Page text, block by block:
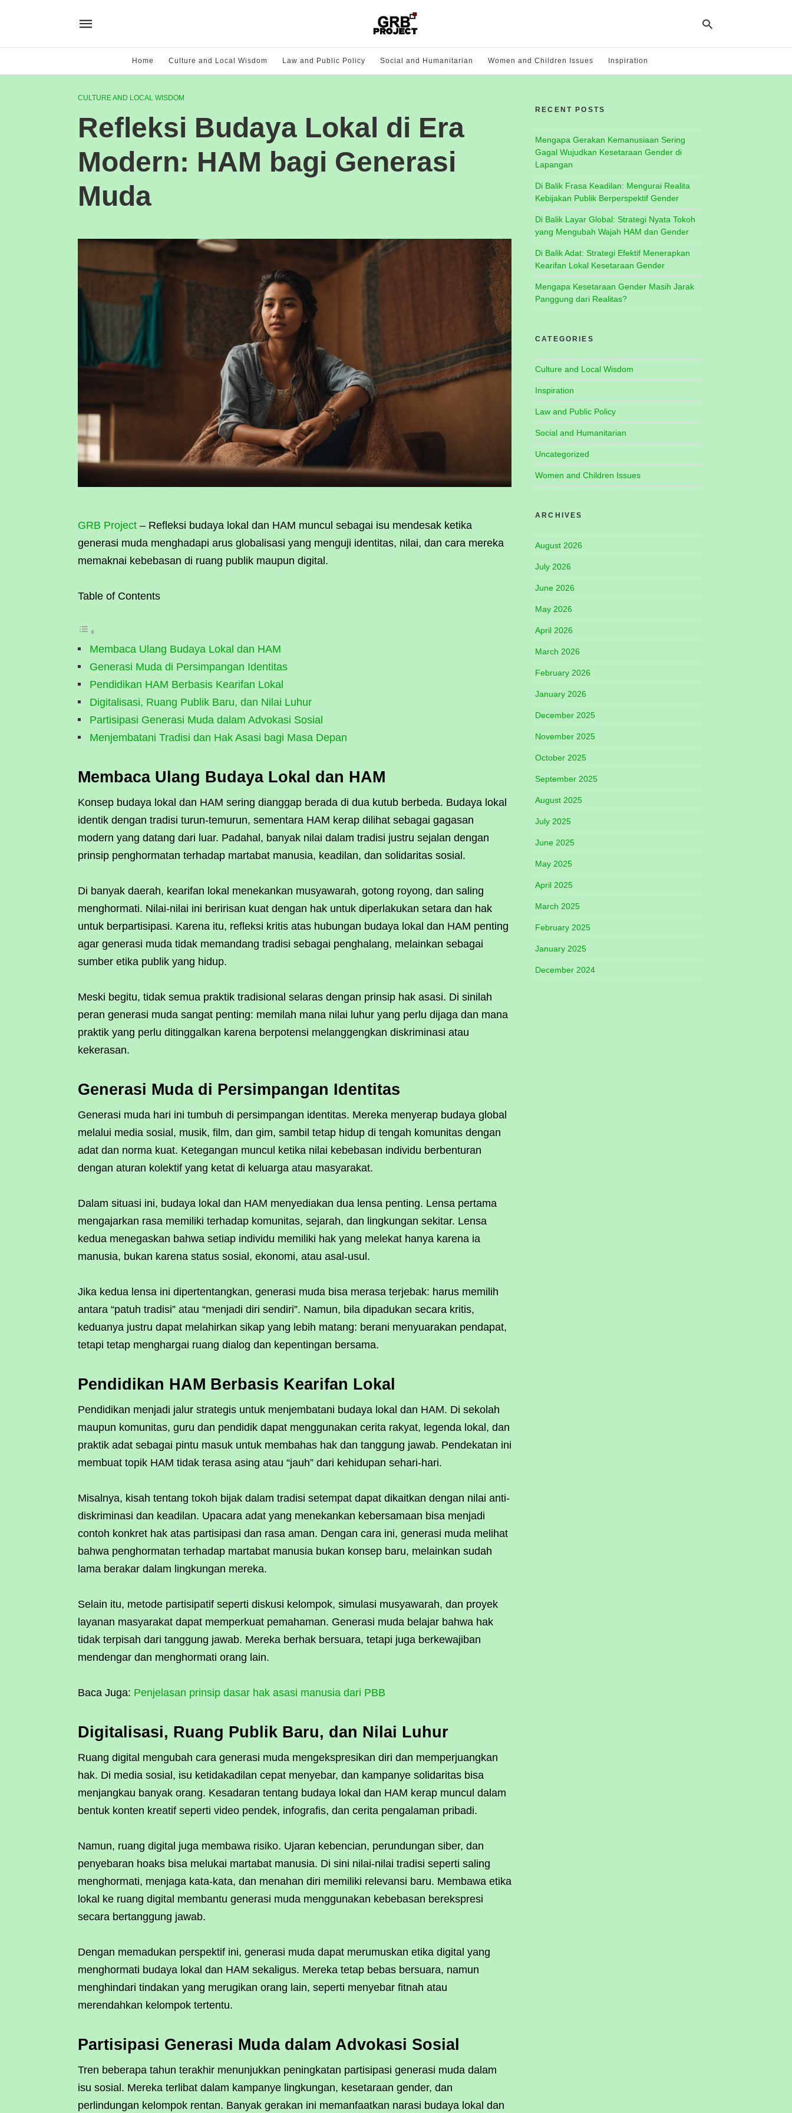
Home Culture and Local Wisdom Law and Public Policy Social and Humanitarian Women and Children Issues Inspiration
CULTURE AND LOCAL WISDOM
Refleksi Budaya Lokal di Era
Modern: HAM bagi Generasi
Muda
GRB Project – Refleksi budaya lokal dan HAM muncul sebagai isu mendesak ketika
generasi muda menghadapi arus globalisasi yang menguji identitas, nilai, dan cara mereka
memaknai kebebasan di ruang publik maupun digital.
Table of Contents
Membaca Ulang Budaya Lokal dan HAM
Generasi Muda di Persimpangan Identitas
Pendidikan HAM Berbasis Kearifan Lokal
Digitalisasi, Ruang Publik Baru, dan Nilai Luhur
Partisipasi Generasi Muda dalam Advokasi Sosial
Menjembatani Tradisi dan Hak Asasi bagi Masa Depan
Membaca Ulang Budaya Lokal dan HAM
Konsep budaya lokal dan HAM sering dianggap berada di dua kutub berbeda. Budaya lokal
identik dengan tradisi turun-temurun, sementara HAM kerap dilihat sebagai gagasan
modern yang datang dari luar. Padahal, banyak nilai dalam tradisi justru sejalan dengan
prinsip penghormatan terhadap martabat manusia, keadilan, dan solidaritas sosial.
Di banyak daerah, kearifan lokal menekankan musyawarah, gotong royong, dan saling
menghormati. Nilai-nilai ini beririsan kuat dengan hak untuk diperlakukan setara dan hak
untuk berpartisipasi. Karena itu, refleksi kritis atas hubungan budaya lokal dan HAM penting
agar generasi muda tidak memandang tradisi sebagai penghalang, melainkan sebagai
sumber etika publik yang hidup.
Meski begitu, tidak semua praktik tradisional selaras dengan prinsip hak asasi. Di sinilah
peran generasi muda sangat penting: memilah mana nilai luhur yang perlu dijaga dan mana
praktik yang perlu ditinggalkan karena berpotensi melanggengkan diskriminasi atau
kekerasan.
Generasi Muda di Persimpangan Identitas
Generasi muda hari ini tumbuh di persimpangan identitas. Mereka menyerap budaya global
melalui media sosial, musik, film, dan gim, sambil tetap hidup di tengah komunitas dengan
adat dan norma kuat. Ketegangan muncul ketika nilai kebebasan individu berbenturan
dengan aturan kolektif yang ketat di keluarga atau masyarakat.
Dalam situasi ini, budaya lokal dan HAM menyediakan dua lensa penting. Lensa pertama
mengajarkan rasa memiliki terhadap komunitas, sejarah, dan lingkungan sekitar. Lensa
kedua menegaskan bahwa setiap individu memiliki hak yang melekat hanya karena ia
manusia, bukan karena status sosial, ekonomi, atau asal-usul.
Jika kedua lensa ini dipertentangkan, generasi muda bisa merasa terjebak: harus memilih
antara “patuh tradisi” atau “menjadi diri sendiri”. Namun, bila dipadukan secara kritis,
keduanya justru dapat melahirkan sikap yang lebih matang: berani menyuarakan pendapat,
tetapi tetap menghargai ruang dialog dan kepentingan bersama.
Pendidikan HAM Berbasis Kearifan Lokal
Pendidikan menjadi jalur strategis untuk menjembatani budaya lokal dan HAM. Di sekolah
maupun komunitas, guru dan pendidik dapat menggunakan cerita rakyat, legenda lokal, dan
praktik adat sebagai pintu masuk untuk membahas hak dan tanggung jawab. Pendekatan ini
membuat topik HAM tidak terasa asing atau “jauh” dari kehidupan sehari-hari.
Misalnya, kisah tentang tokoh bijak dalam tradisi setempat dapat dikaitkan dengan nilai anti-
diskriminasi dan keadilan. Upacara adat yang menekankan kebersamaan bisa menjadi
contoh konkret hak atas partisipasi dan rasa aman. Dengan cara ini, generasi muda melihat
bahwa penghormatan terhadap martabat manusia bukan konsep baru, melainkan sudah
lama berakar dalam lingkungan mereka.
Selain itu, metode partisipatif seperti diskusi kelompok, simulasi musyawarah, dan proyek
layanan masyarakat dapat memperkuat pemahaman. Generasi muda belajar bahwa hak
tidak terpisah dari tanggung jawab. Mereka berhak bersuara, tetapi juga berkewajiban
mendengar dan menghormati orang lain.
Baca Juga: Penjelasan prinsip dasar hak asasi manusia dari PBB
Digitalisasi, Ruang Publik Baru, dan Nilai Luhur
Ruang digital mengubah cara generasi muda mengekspresikan diri dan memperjuangkan
hak. Di media sosial, isu ketidakadilan cepat menyebar, dan kampanye solidaritas bisa
menjangkau banyak orang. Kesadaran tentang budaya lokal dan HAM kerap muncul dalam
bentuk konten kreatif seperti video pendek, infografis, dan cerita pengalaman pribadi.
Namun, ruang digital juga membawa risiko. Ujaran kebencian, perundungan siber, dan
penyebaran hoaks bisa melukai martabat manusia. Di sini nilai-nilai tradisi seperti saling
menghormati, menjaga kata-kata, dan menahan diri memiliki relevansi baru. Membawa etika
lokal ke ruang digital membantu generasi muda menggunakan kebebasan berekspresi
secara bertanggung jawab.
Dengan memadukan perspektif ini, generasi muda dapat merumuskan etika digital yang
menghormati budaya lokal dan HAM sekaligus. Mereka tetap bebas bersuara, namun
menghindari tindakan yang merugikan orang lain, seperti menyebar fitnah atau
merendahkan kelompok tertentu.
Partisipasi Generasi Muda dalam Advokasi Sosial
Tren beberapa tahun terakhir menunjukkan peningkatan partisipasi generasi muda dalam
isu sosial. Mereka terlibat dalam kampanye lingkungan, kesetaraan gender, dan
perlindungan kelompok rentan. Banyak gerakan ini memanfaatkan narasi budaya lokal dan
RECENT POSTS
Mengapa Gerakan Kemanusiaan Sering
Gagal Wujudkan Kesetaraan Gender di
Lapangan
Di Balik Frasa Keadilan: Mengurai Realita
Kebijakan Publik Berperspektif Gender
Di Balik Layar Global: Strategi Nyata Tokoh
yang Mengubah Wajah HAM dan Gender
Di Balik Adat: Strategi Efektif Menerapkan
Kearifan Lokal Kesetaraan Gender
Mengapa Kesetaraan Gender Masih Jarak
Panggung dari Realitas?
CATEGORIES
Culture and Local Wisdom
Inspiration
Law and Public Policy
Social and Humanitarian
Uncategorized
Women and Children Issues
ARCHIVES
August 2026
July 2026
June 2026
May 2026
April 2026
March 2026
February 2026
January 2026
December 2025
November 2025
October 2025
September 2025
August 2025
July 2025
June 2025
May 2025
April 2025
March 2025
February 2025
January 2025
December 2024